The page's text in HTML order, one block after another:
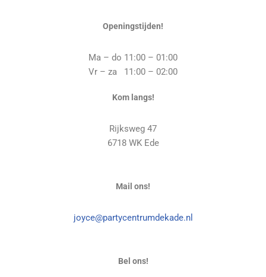
Openingstijden!
Ma – do 11:00 – 01:00
Vr – za 11:00 – 02:00
Kom langs!
Rijksweg 47
6718 WK Ede
Mail ons!
joyce@partycentrumdekade.nl
Bel ons!